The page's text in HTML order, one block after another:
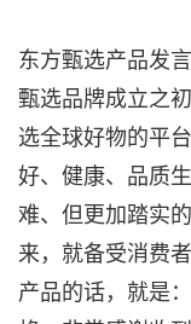
东方甄选产品发
甄选品牌成立之
选全球好物的平
好、健康、品质
难、但更加踏实
来，就备受消费
产品的话，就是